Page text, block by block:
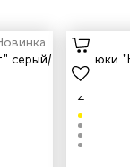
4